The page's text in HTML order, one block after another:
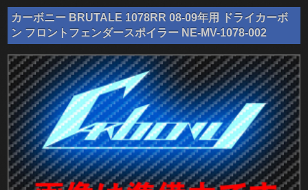
カーボニー BRUTALE 1078RR 08-09年用 ドライカーボ
ン フロントフェンダースポイラー NE-MV-1078-002